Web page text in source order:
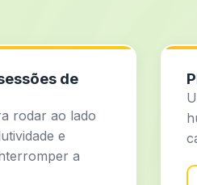
de
rodar ao lado
e
a